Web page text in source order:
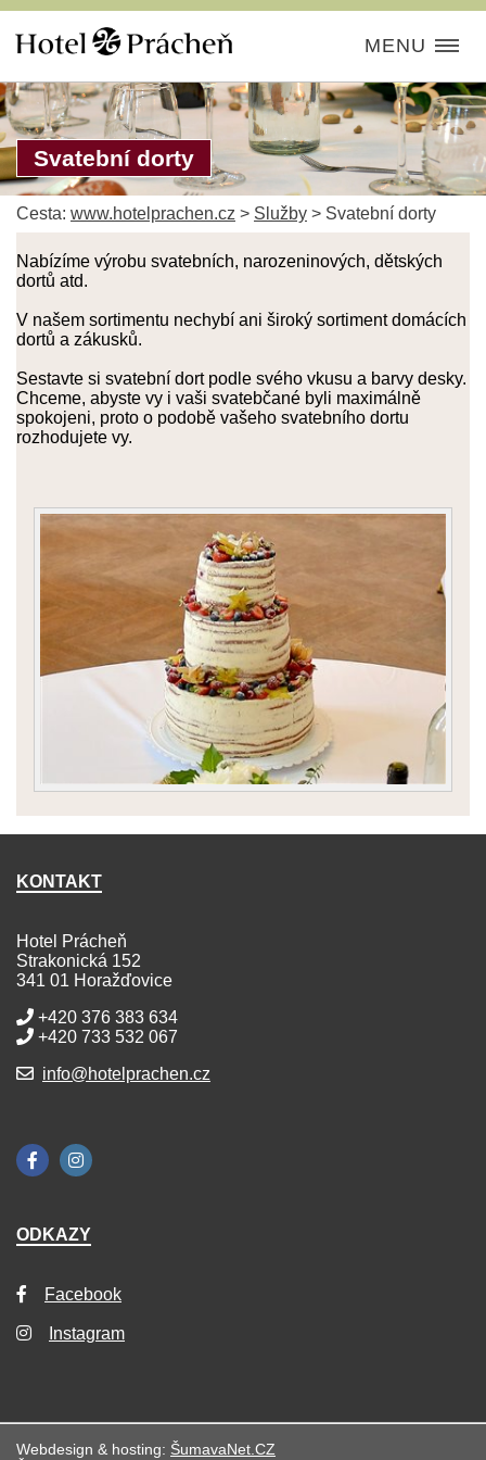
MENU
Svatební dorty
Cesta: www.hotelprachen.cz > Služby > Svatební dorty
Nabízíme výrobu svatebních, narozeninových, dětských
dortů atd.
V našem sortimentu nechybí ani široký sortiment domácích
dortů a zákusků.
Sestavte si svatební dort podle svého vkusu a barvy desky.
Chceme, abyste vy i vaši svatebčané byli maximálně
spokojeni, proto o podobě vašeho svatebního dortu
rozhodujete vy.
KONTAKT
Hotel Prácheň
Strakonická 152
341 01 Horažďovice
+420 376 383 634
+420 733 532 067
info@hotelprachen.cz
ODKAZY
Facebook
Instagram
Webdesign & hosting: ŠumavaNet.CZ